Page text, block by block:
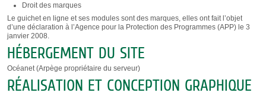
Droit des marques
Le guichet en ligne et ses modules sont des marques, elles ont fait l’objet
d’une déclaration à l’Agence pour la Protection des Programmes (APP) le 3
janvier 2008.
HÉBERGEMENT DU SITE
Océanet (Arpège propriétaire du serveur)
RÉALISATION ET CONCEPTION GRAPHIQUE